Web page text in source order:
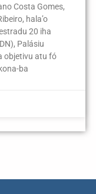
Costa Gomes,
hala’o
20 iha
Palásiu
objetivu atu fó
ba